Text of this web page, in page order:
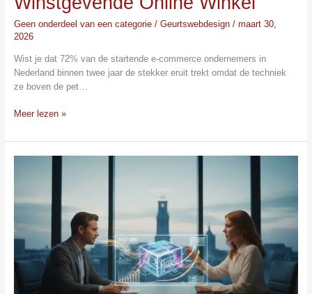
Geen onderdeel van een categorie/ Geurtswebdesign / maart 30,
2026
Wist je dat 72% van de startende e-commerce ondernemers in
Nederland binnen twee jaar de stekker eruit trekt omdat de techniek
ze boven de pet…
Meer lezen »
Laten
De
Strategische
Keuze
Groei